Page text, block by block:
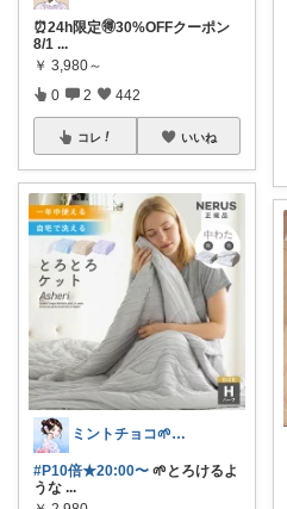
⏰24h限定🉐30%OFFクーポン
8/1 ...
￥ 3,980～
0 2 442
コレ いいね
ミントチョコ🌱いつもありがとう
#P10倍★20:00〜 🌱とろけるよ
うな ...